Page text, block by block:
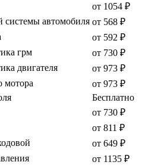
от 1054 ₽
системы автомобиля от 568 ₽
от 592 ₽
грм
от 730 ₽
двигателя
от 973 ₽
мотора
от 973 ₽
Бесплатно
от 730 ₽
от 811 ₽
от 649 ₽
от 1135 ₽